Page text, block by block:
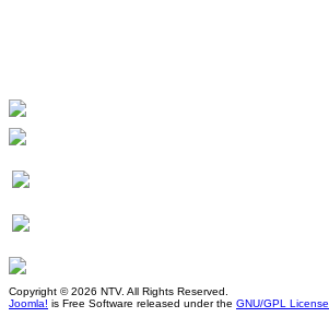
Copyright © 2026 NTV. All Rights Reserved.
Joomla! is Free Software released under the GNU/GPL License.